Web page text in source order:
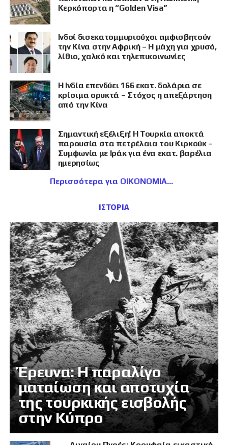
Κερκόπορτα η “Golden Visa”
Ινδοί δισεκατομμυριούχοι αμφισβητούν
την Κίνα στην Αφρική – Η μάχη για χρυσό,
λίθιο, χαλκό και τηλεπικοινωνίες
Η Ινδία επενδύει 166 εκατ. δολάρια σε
κρίσιμα ορυκτά – Στόχος η απεξάρτηση
από την Κίνα
Σημαντική εξέλιξη! Η Τουρκία αποκτά
παρουσία στα πετρέλαια του Κιρκούκ –
Συμφωνία με Ιράκ για ένα εκατ. βαρέλια
ημερησίως
Περισσότερα για ΟΙΚΟΝΟΜΙΑ
ΙΣΤΟΡΙΑ
Έρευνα: Η παραλίγο
ματαίωση και αποτυχία
της τουρκικής εισβολής
στην Κύπρο